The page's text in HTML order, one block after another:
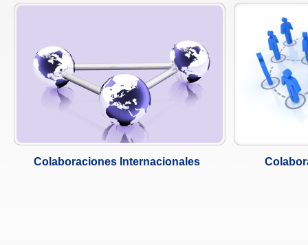
Colaboraciones Internacionales